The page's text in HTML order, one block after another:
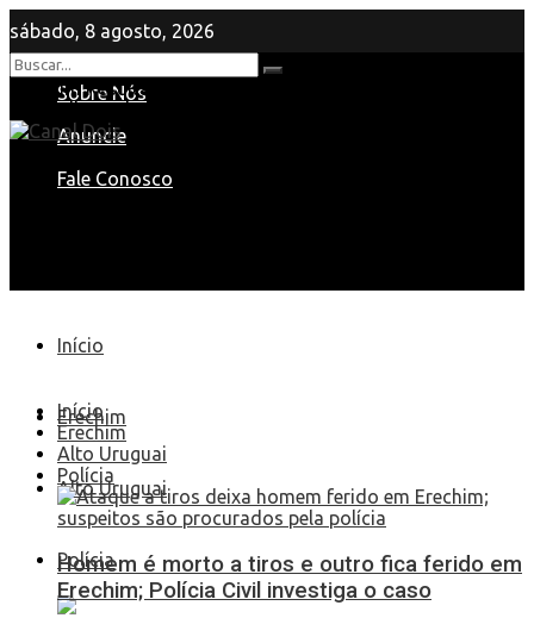
sábado, 8 agosto, 2026
Sobre Nós
Anuncie
Fale Conosco
Nenhum Resultado
View All Result
Início
Erechim
Alto Uruguai
Polícia
Início
Erechim
Alto Uruguai
Polícia
Homem é morto a tiros e outro fica ferido em
Erechim; Polícia Civil investiga o caso